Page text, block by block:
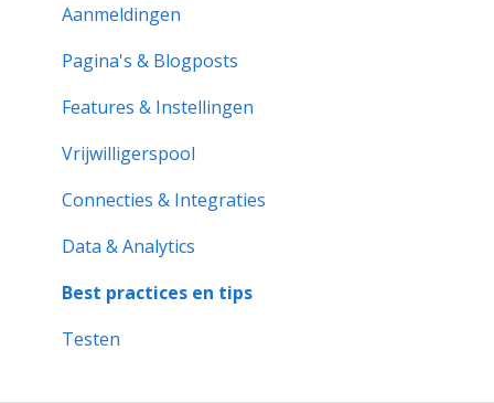
Aan de slag
Activiteitenbank
Organisatiepagina
Probleemoplossing
Aanmeldingen
Activiteitenrapporten
Vrijwilligerspool
Formulieren & Documenten
Notificaties & Berichten
Data & Analytics
Geavanceerde trainingen
Best practices
Aanmeldingen
Pagina's & Blogposts
Features & Instellingen
Vrijwilligerspool
Connecties & Integraties
Data & Analytics
Best practices en tips
Testen